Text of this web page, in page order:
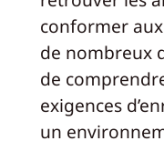
conformer
de nombreux
de
exigences
un